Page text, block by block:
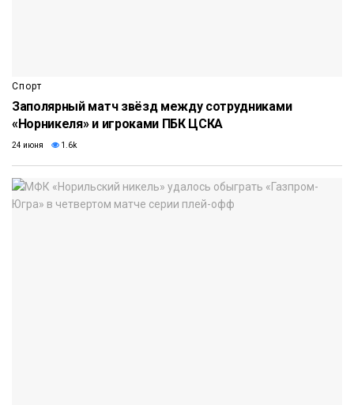
Спорт
Заполярный матч звёзд между сотрудниками
«Норникеля» и игроками ПБК ЦСКА
24 июня 1.6k